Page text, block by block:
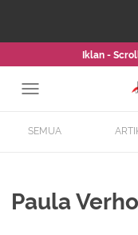
Iklan -
SEMUA
Paula